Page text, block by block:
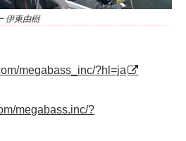
伊東由樹
megabass_inc/?hl=ja
megabass.inc/?